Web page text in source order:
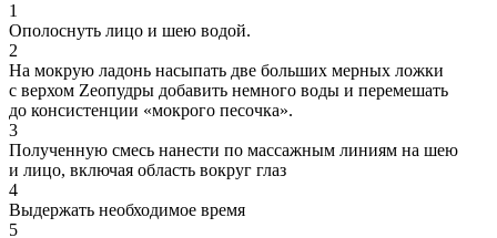
1
Ополоснуть лицо и шею водой.
2
На мокрую ладонь насыпать две больших мерных ложки
с верхом Zеопудры добавить немного воды и перемешать
до консистенции «мокрого песочка».
3
Полученную смесь нанести по массажным линиям на шею
и лицо, включая область вокруг глаз
4
Выдержать необходимое время
5